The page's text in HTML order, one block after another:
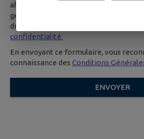
afin de traiter votre demande. Pour en
gestion de vos données personnelles
droits, vous pouvez consulter notre
confidentialité.
En envoyant ce formulaire, vous
connaissance des Conditions
ENVOYER